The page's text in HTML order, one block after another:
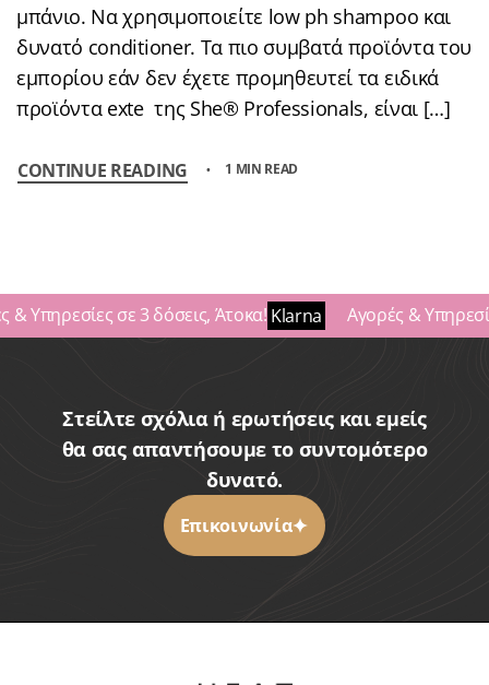
μπάνιο. Να χρησιμοποιείτε low ph shampoo και
δυνατό conditioner. Τα πιο συμβατά προϊόντα του
εμπορίου εάν δεν έχετε προμηθευτεί τα ειδικά
προϊόντα exte της She® Professionals, είναι […]
CONTINUE READING 1 MIN READ
& Υπηρεσίες σε 3 δόσεις, Άτοκα!Klarna Αγορές &
Στείλτε σχόλια ή ερωτήσεις και εμείς
θα σας απαντήσουμε το συντομότερο
δυνατό.
Επικοινωνία